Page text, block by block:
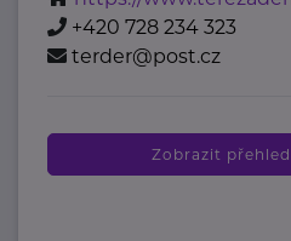
+420 728 234 323
terder@post.cz
Zobrazit